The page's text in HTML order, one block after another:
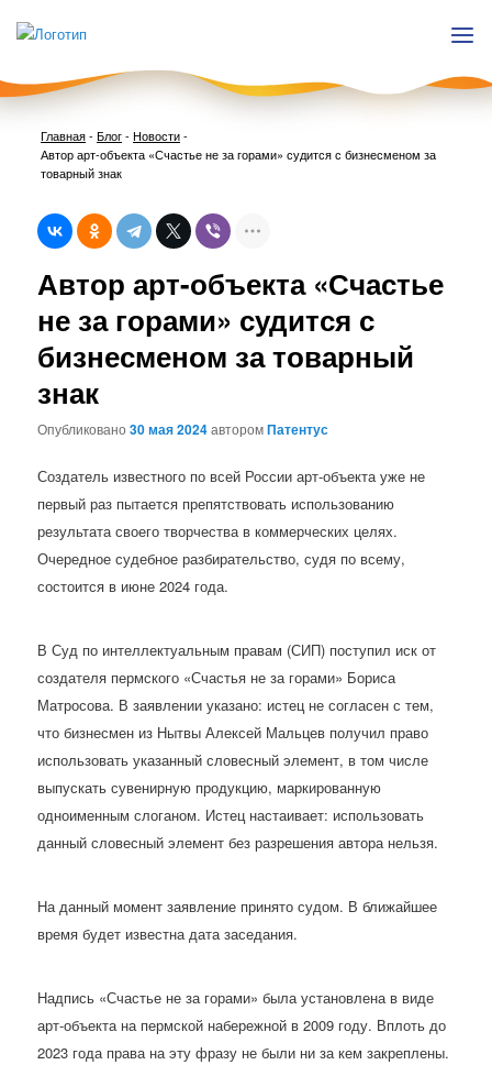
Главная-Блог- Новости-
Автор арт-объекта «Счастье не за горами» судится с бизнесменом за
товарный знак
Автор арт-объекта «Счастье
не за горами» судится с
бизнесменом за товарный
знак
Опубликовано30 мая 2024авторомПатентус
Создатель известного по всей России арт-объекта уже не
первый раз пытается препятствовать использованию
результата своего творчества в коммерческих целях.
Очередное судебное разбирательство, судя по всему,
состоится в июне 2024 года.
В Суд по интеллектуальным правам (СИП) поступил иск от
создателя пермского «Счастья не за горами» Бориса
Матросова. В заявлении указано: истец не согласен с тем,
что бизнесмен из Нытвы Алексей Мальцев получил право
использовать указанный словесный элемент, в том числе
выпускать сувенирную продукцию, маркированную
одноименным слоганом. Истец настаивает: использовать
данный словесный элемент без разрешения автора нельзя.
На данный момент заявление принято судом. В ближайшее
время будет известна дата заседания.
Надпись «Счастье не за горами» была установлена в виде
арт-объекта на пермской набережной в 2009 году. Вплоть до
2023 года права на эту фразу не были ни за кем закреплены.